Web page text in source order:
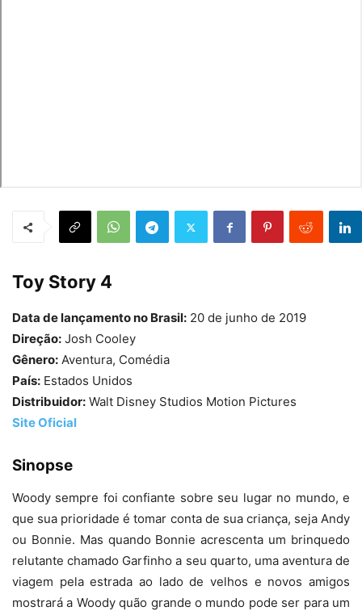
Toy Story 4
Data de lançamento no Brasil: 20 de junho de 2019
Direção: Josh Cooley
Gênero: Aventura, Comédia
País: Estados Unidos
Distribuidor: Walt Disney Studios Motion Pictures
Site Oficial
Sinopse
Woody sempre foi confiante sobre seu lugar no mundo, e
que sua prioridade é tomar conta de sua criança, seja Andy
ou Bonnie. Mas quando Bonnie acrescenta um brinquedo
relutante chamado Garfinho a seu quarto, uma aventura de
viagem pela estrada ao lado de velhos e novos amigos
mostrará a Woody quão grande o mundo pode ser para um